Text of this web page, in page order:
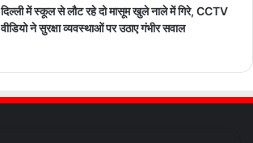
दिल्ली में स्कूल से लौट रहे दो मासूम खुले नाले में गिरे, CCTV
वीडियो ने सुरक्षा व्यवस्थाओं पर उठाए गंभीर सवाल